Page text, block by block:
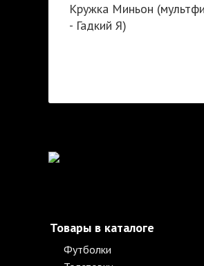
Кружка Миньон
- Гадкий Я)
Товары в каталоге
Футболки